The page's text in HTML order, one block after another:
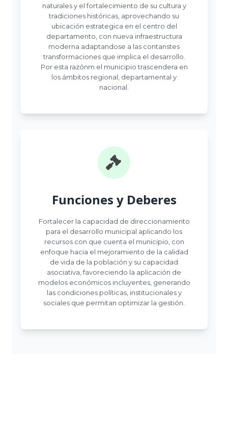
naturales y el fortalecimiento de su cultura y
tradiciones históricas, aprovechando su
ubicación estrategica en el centro del
departamento, con nueva infraestructura
moderna adaptandose a las contanstes
transformaciones que implica el desarrollo.
Por esta razónm el municipio trascendera en
los ámbitos regional, departamental y
nacional.
Funciones y Deberes
Fortalecer la capacidad de direccionamiento
para el desarrollo municipal aplicando los
recursos con que cuenta el municipio, con
enfoque hacia el mejoramiento de la calidad
de vida de la población y su capacidad
asociativa, favoreciendo la aplicación de
modelos económicos incluyentes, generando
las condiciones políticas, institucionales y
sociales que permitan optimizar la gestión.